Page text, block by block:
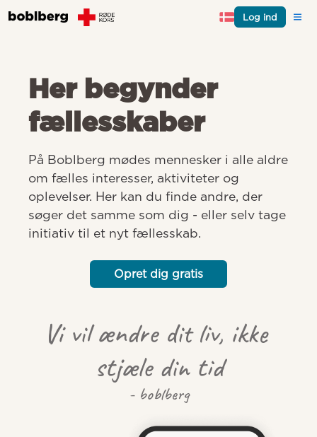
Log ind
Her begynder
fællesskaber
På Boblberg mødes mennesker i alle aldre
om fælles interesser, aktiviteter og
oplevelser. Her kan du finde andre, der
søger det samme som dig - eller selv tage
initiativ til et nyt fællesskab.
Opret dig gratis
Vi vil ændre dit liv, ikke
stjæle din tid
- boblberg